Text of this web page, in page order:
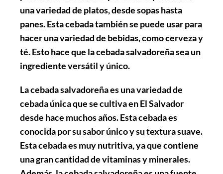
una variedad de platos, desde sopas hasta
panes. Esta cebada también se puede usar para
hacer una variedad de bebidas, como cerveza y
té. Esto hace que la cebada salvadoreña sea un
ingrediente versátil y único.
La cebada salvadoreña es una variedad de
cebada única que se cultiva en El Salvador
desde hace muchos años. Esta cebada es
conocida por su sabor único y su textura suave.
Esta cebada es muy nutritiva, ya que contiene
una gran cantidad de vitaminas y minerales.